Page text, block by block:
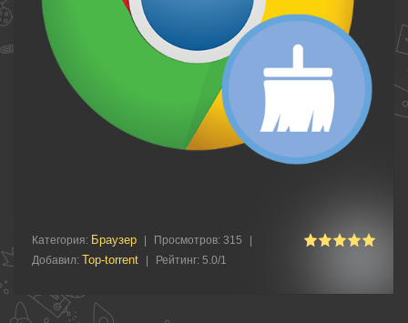
Категория: Браузер Просмотров: 315
Добавил: Top-torrent Рейтинг: 5.0/1